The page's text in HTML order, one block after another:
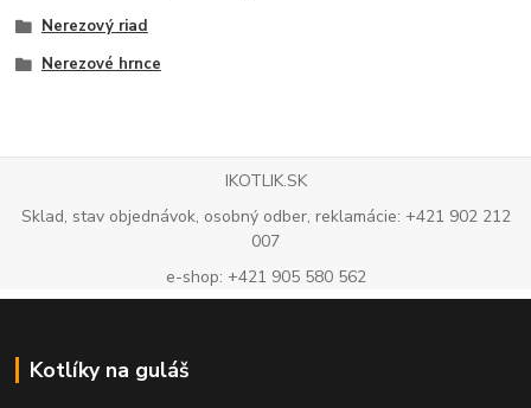
Nerezový riad
Nerezové hrnce
IKOTLIK.SK
Sklad, stav objednávok, osobný odber, reklamácie: +421 902 212
007
e-shop: +421 905 580 562
Kotlíky na guláš